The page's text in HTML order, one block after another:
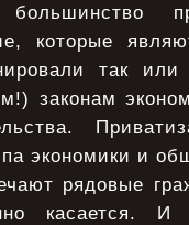
которые
так
законам
экономики и
рядовые
касается.